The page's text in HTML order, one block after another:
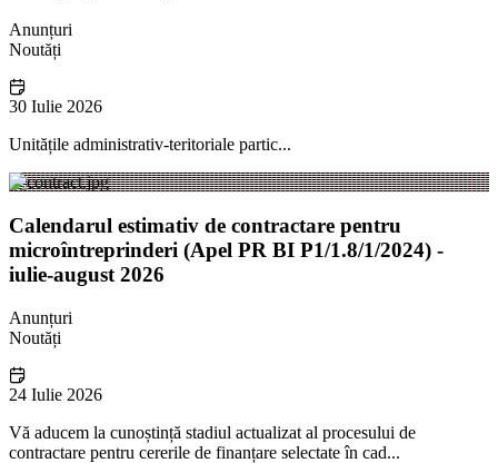
Anunțuri
Noutăți
30 Iulie 2026
Unitățile administrativ-teritoriale partic...
Calendarul estimativ de contractare pentru
microîntreprinderi (Apel PR BI P1/1.8/1/2024) -
iulie-august 2026
Anunțuri
Noutăți
24 Iulie 2026
Vă aducem la cunoștință stadiul actualizat al procesului de
contractare pentru cererile de finanțare selectate în cad...